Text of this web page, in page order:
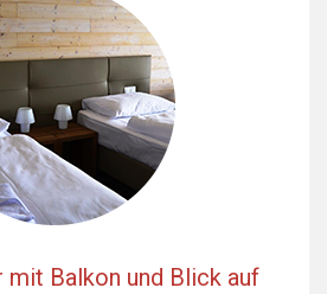
mit Balkon und Blick auf